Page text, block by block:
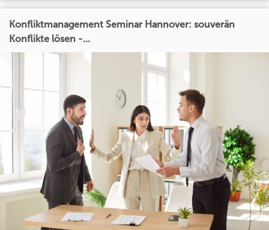
Konfliktmanagement Seminar Hannover: souverän
Konflikte lösen -...